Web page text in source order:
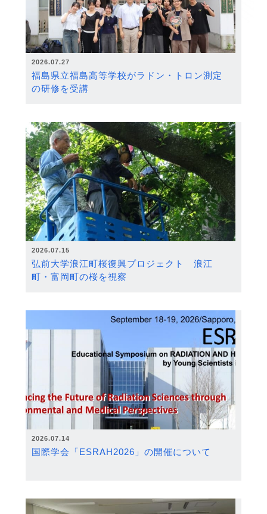
2026.07.27
福島県立福島高等学校がラドン・トロン測定
の研修を受講
2026.07.15
弘前大学浪江町桜復興プロジェクト 浪江
町・富岡町の桜を視察
2026.07.14
国際学会「ESRAH2026」の開催について